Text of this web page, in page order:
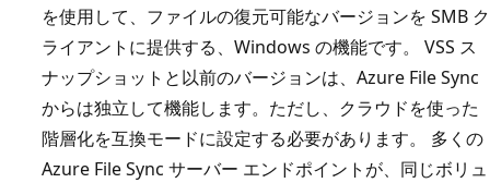
を使用して、ファイルの復元可能なバージョンを SMB ク
ライアントに提供する、Windows の機能です。 VSS ス
ナップショットと以前のバージョンは、Azure File Sync
からは独立して機能します。ただし、クラウドを使った
階層化を互換モードに設定する必要があります。 多くの
Azure File Sync サーバー エンドポイントが、同じボリュ